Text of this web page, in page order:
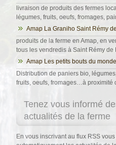
livraison de produits des fermes
légumes, fruits, oeufs, fromages,
Amap La Graniho Saint Rémy
produits de la ferme en Amap, en
tous les vendredis à Saint Rémy de
Amap Les petits bouts du
Distribution de paniers bio,
fruits, oeufs, fromages…à proximité
Tenez vous informé
actualités de la ferme
En vous inscrivant au flux RSS